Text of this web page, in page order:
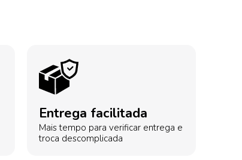
Entrega facilitada
Mais tempo para verificar entrega e
troca descomplicada